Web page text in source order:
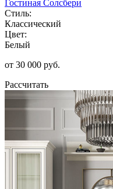
Гостиная Солсбери
Стиль:
Классический
Цвет:
Белый
от 30 000 руб.
Рассчитать